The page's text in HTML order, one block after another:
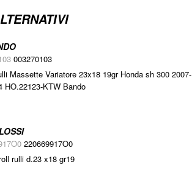
003270103
Massette Variatore 23x18 19gr Honda sh 300 2007-
HO.22123-KTW Bando
220669917O0
rulli d.23 x18 gr19